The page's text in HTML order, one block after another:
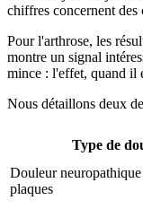
chiffres concernent
Pour l'arthrose, les
montre un signal
mince : l'effet, quand il
Nous détaillons deux
Type de
Douleur neuropathique
plaques